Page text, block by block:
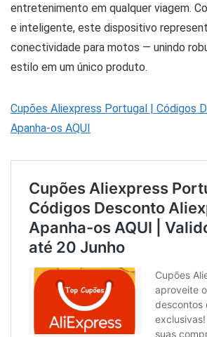
entretenimento em qualquer viagem.
e inteligente, este dispositivo
conectividade para motos — unindo
estilo em um único produto.
Cupões Aliexpress Portugal | Códigos
Apanha-os AQUI